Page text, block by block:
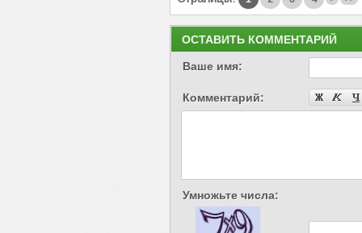
ОСТАВИТЬ КОММЕНТАРИЙ
Ваше имя:
Комментарий:
Умножьте числа: